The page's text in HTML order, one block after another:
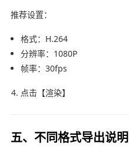
推荐设置：
格式：H.264
分辨率：1080P
帧率：30fps
点击【渲染】
五、不同格式导出说明